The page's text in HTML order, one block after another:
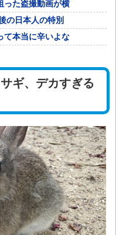
った盗撮動画が横
の日本人の特別
て本当に辛いよな
ギ、デカすぎる